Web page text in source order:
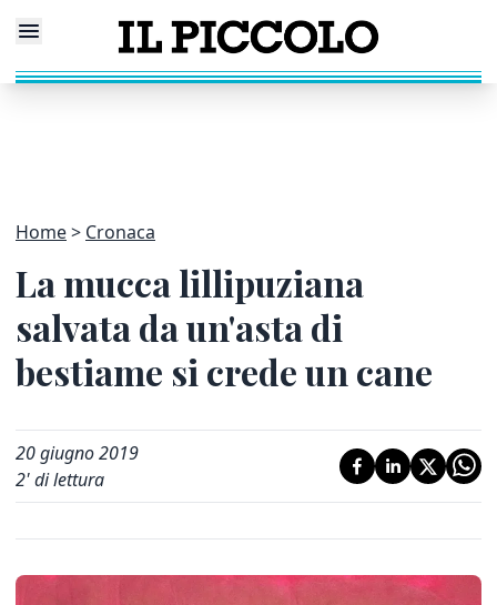
Home Cronaca
La mucca lillipuziana
salvata da un'asta di
bestiame si crede un cane
20 giugno 2019
2' di lettura